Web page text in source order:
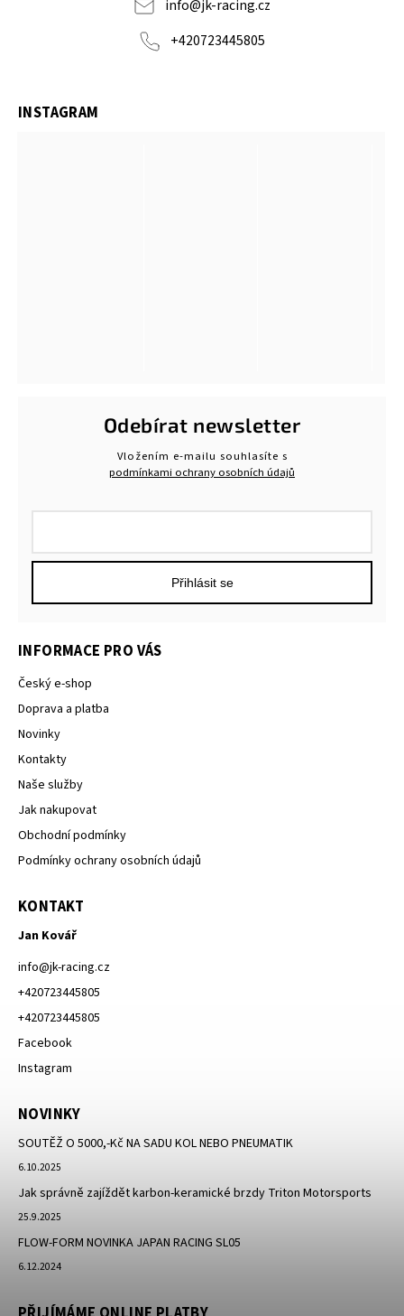
info@jk-racing.cz
+420723445805
INSTAGRAM
INFORMACE PRO VÁS
Český e-shop
Doprava a platba
Novinky
Kontakty
Naše služby
Jak nakupovat
Obchodní podmínky
Podmínky ochrany osobních údajů
KONTAKT
Jan Kovář
info@jk-racing.cz
+420723445805
+420723445805
Facebook
Instagram
NOVINKY
SOUTĚŽ O 5000,-Kč NA SADU KOL NEBO PNEUMATIK
6.10.2025
Jak správně zajíždět karbon-keramické brzdy Triton Motorsports
25.9.2025
FLOW-FORM NOVINKA JAPAN RACING SL05
6.12.2024
Odebírat newsletter
Vložením e-mailu souhlasíte s
podmínkami ochrany osobních údajů
Přihlásit se